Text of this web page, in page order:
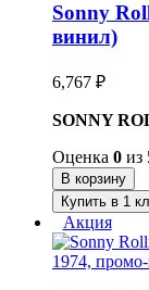
Sonny
винил)
6,767 ₽
SONNY
Оценка 0 из
В корзину
Купить в 1
Акция